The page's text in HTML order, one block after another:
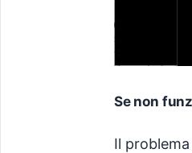
Se non
Il